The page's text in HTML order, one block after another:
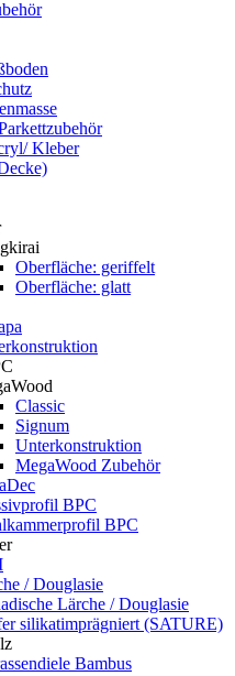
Kleber
Oberfläche: geriffelt
Oberfläche: glatt
Classic
Signum
Unterkonstruktion
MegaWood Zubehör
BPC
BPC
/ Douglasie
Lärche / Douglasie
silikatimprägniert (SATURE)
Bambus